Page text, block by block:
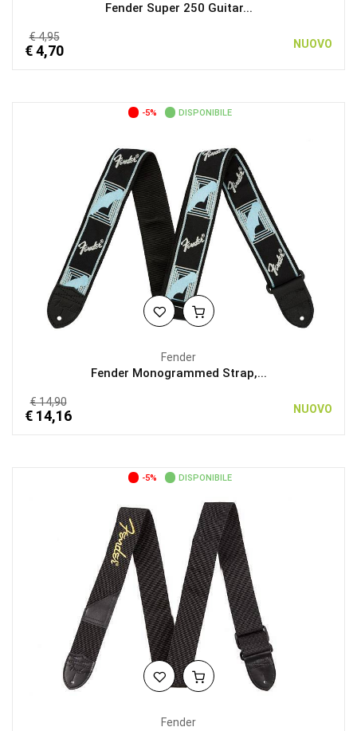
Fender Super 250 Guitar...
€ 4,95
€ 4,70 NUOVO
-5% DISPONIBILE
Fender
Fender Monogrammed Strap,...
€ 14,90
€ 14,16 NUOVO
-5% DISPONIBILE
Fender